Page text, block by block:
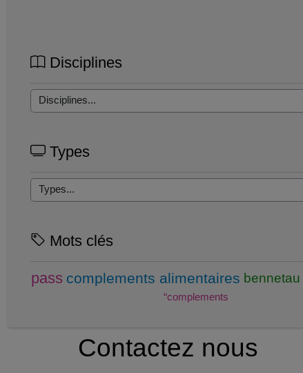
Disciplines
Types
Mots clés
pass complements alimentaires bennetau
“complements
Contactez nous